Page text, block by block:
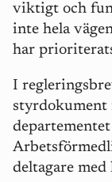
viktigt och
inte hela
har
I
styrdokument
deltagare med